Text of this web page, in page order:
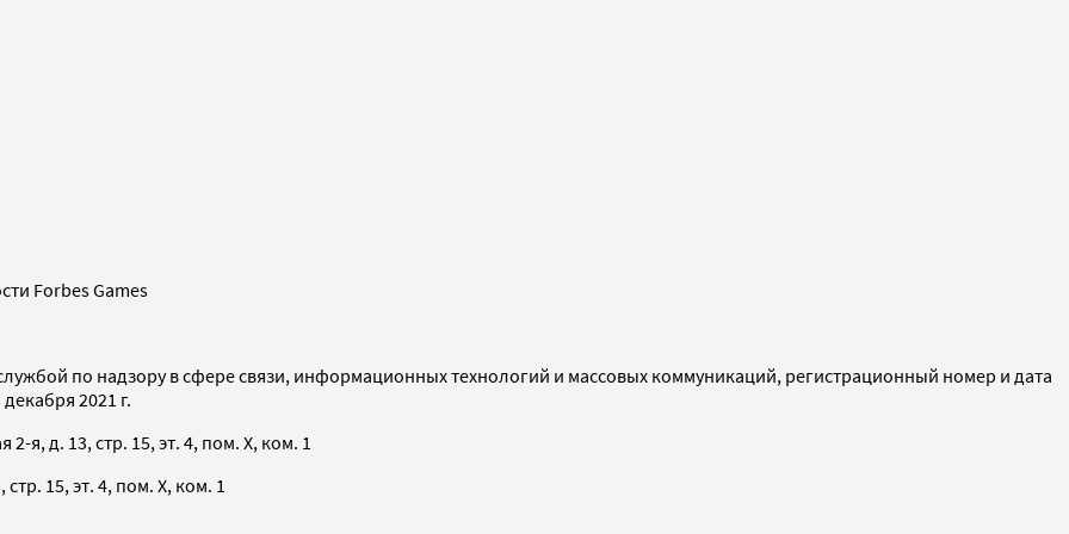
Forbes Games
по надзору в сфере связи, информационных технологий и массовых коммуникаций, регистрационный номер и дата
2021 г.
я, д. 13, стр. 15, эт. 4, пом. X, ком. 1
15, эт. 4, пом. X, ком. 1